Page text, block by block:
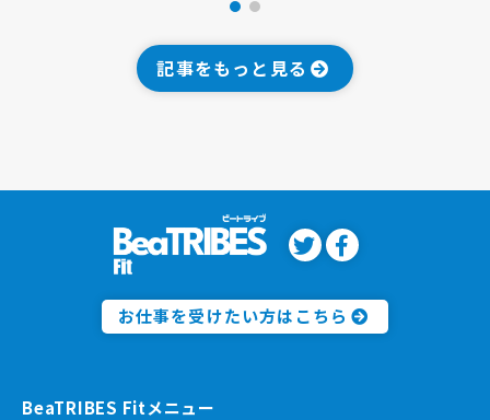
記事をもっと見る
お仕事を受けたい方はこちら
BeaTRIBES Fitメニュー